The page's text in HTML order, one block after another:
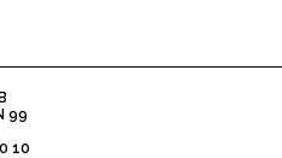
99
10